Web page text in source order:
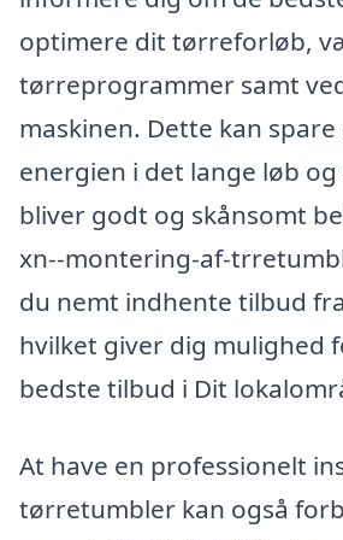
optimere dit tørreforløb,
tørreprogrammer samt
maskinen. Dette kan
energien i det lange løb
bliver godt og skånsomt
xn--montering-af-
du nemt indhente tilbud
hvilket giver dig mulighed
bedste tilbud i Dit
At have en professionelt
tørretumbler kan også